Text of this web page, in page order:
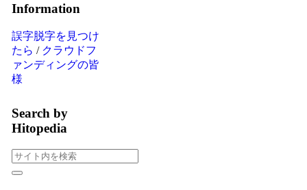
Information
誤字脱字を見つけ
たら / クラウドフ
ァンディングの皆
様
Search by
Hitopedia